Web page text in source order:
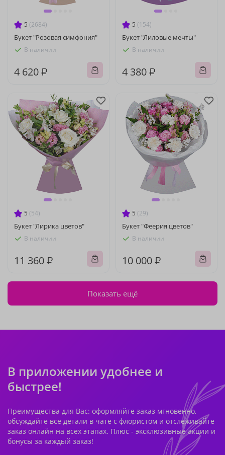
5 (2684)
Букет "Розовая симфония"
В наличии
4 620 ₽
5 (154)
Букет "Лиловые мечты"
В наличии
4 380 ₽
5 (54)
Букет "Лирика цветов"
В наличии
11 360 ₽
5 (29)
Букет "Феерия цветов"
В наличии
10 000 ₽
Показать ещё
В приложении удобнее и
быстрее!
Преимущества для Вас: оформляйте заказ мгновенно,
обсуждайте все детали в чате с флористом и отслеживайте
заказ онлайн на всех этапах. Плюс - эксклюзивные акции и
бонусы за каждый заказ!